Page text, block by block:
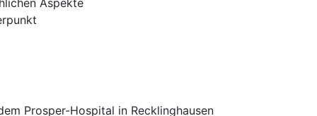
Aspekte
Prosper-Hospital in Recklinghausen